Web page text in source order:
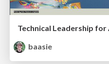
baasie